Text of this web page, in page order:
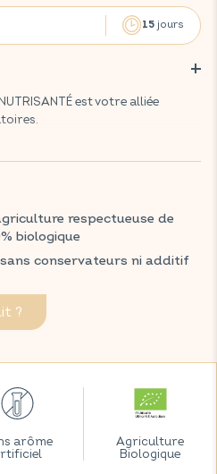
15 jours
est votre alliée
et 100% biologique, apaise
bien-être respiratoire grâce à
SANTÉ dans votre pharmacie
respectueuse de
biologique
conservateurs ni additif
?
arôme
Agriculture
Biologique